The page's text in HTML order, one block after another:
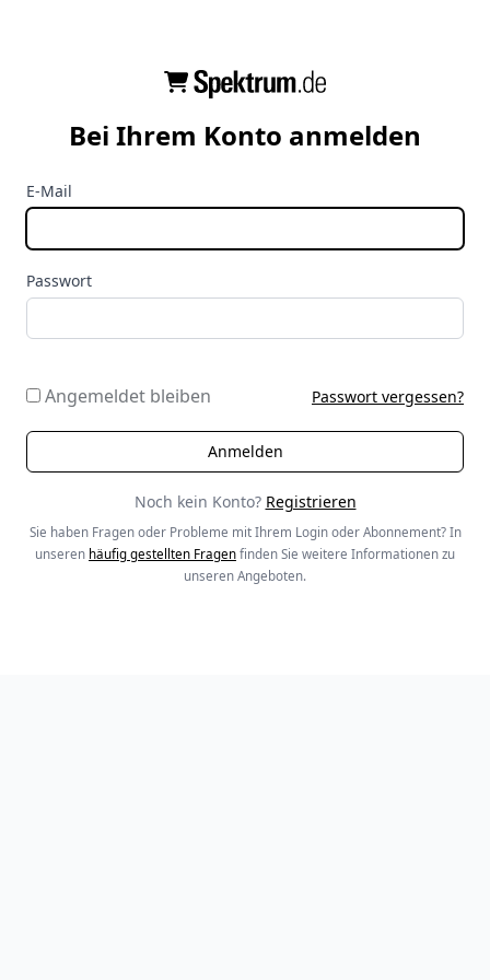
Bei Ihrem Konto anmelden
E-Mail
Passwort
Angemeldet bleiben Passwort vergessen?
Noch kein Konto? Registrieren
Sie haben Fragen oder Probleme mit Ihrem Login oder Abonnement? In
unseren häufig gestellten Fragen finden Sie weitere Informationen zu
unseren Angeboten.